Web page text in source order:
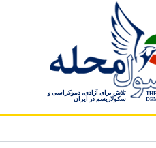
تلاش برای آزادی، دموکراسی و
سکولاریسم در ایران